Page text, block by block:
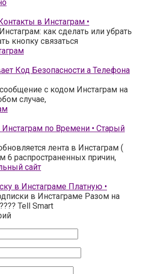
в Инстаграм •
как сделать или убрать
кнопку связаться
Код Безопасности а Телефона
с кодом Инстаграм на
случае,
Инстаграм по Времени • Старый
лента в Инстаграм (
6 распространенных причин,
в Инстаграме Платную •
в Инстаграме Разом на
Tell Smart